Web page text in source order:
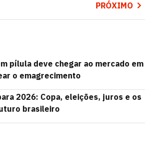
PRÓXIMO
pílula deve chegar ao mercado em
o emagrecimento
2026: Copa, eleições, juros e os
brasileiro